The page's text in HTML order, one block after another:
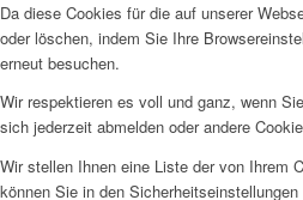
Da diese Cookies für die auf unserer
oder löschen, indem Sie Ihre
erneut besuchen.
Wir respektieren es voll und ganz, wenn
sich jederzeit abmelden oder andere
Wir stellen Ihnen eine Liste der von Ihrem
können Sie in den